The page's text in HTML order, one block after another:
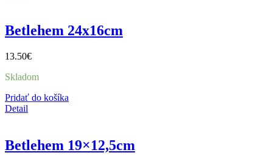
Betlehem 24x16cm
13.50€
Skladom
Pridať do košíka
Detail
Betlehem 19×12,5cm